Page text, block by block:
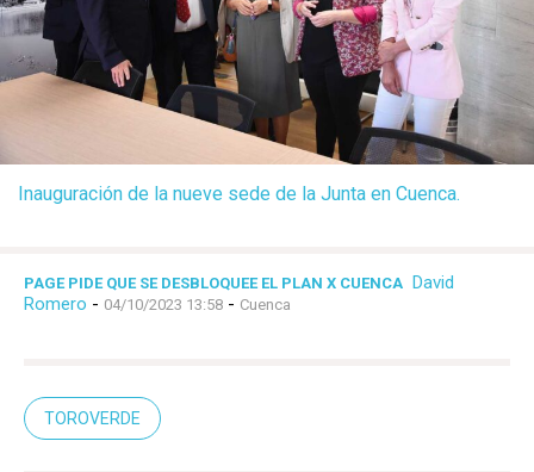
Inauguración de la nueve sede de la Junta en Cuenca.
PAGE PIDE QUE SE DESBLOQUEE EL PLAN X CUENCA
David
Romero - 04/10/2023 13:58 - Cuenca
TOROVERDE